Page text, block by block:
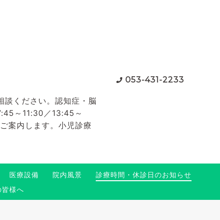
談ください。認知症・脳
～11:30／13:45～
案内します。小児診療
053-431-2233
医療設備 院内風景
診療時間・休診日のお知らせ
様へ